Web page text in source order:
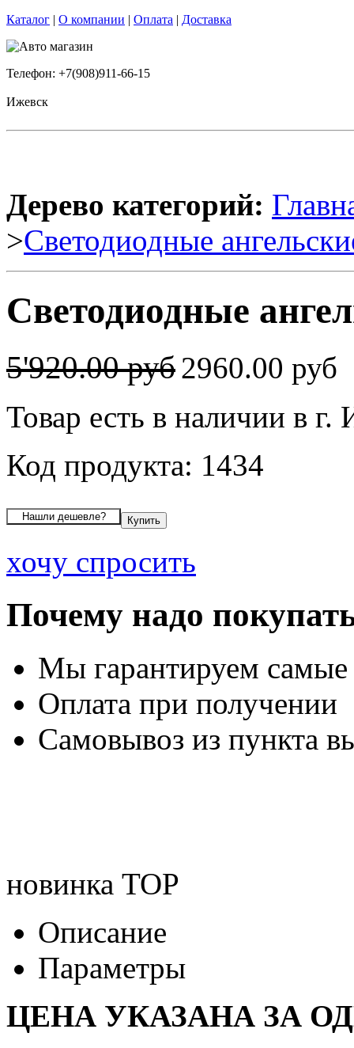
Каталог | О компании | Оплата | Доставка
Телефон: +7(908)911-66-15
Ижевск
Дерево категорий:
>Светодиодные
Светодиодные
5'920.00 руб2960.00 руб
Товар есть в наличии в г.
Код продукта: 1434
хочу спросить
Почему надо
Мы гарантируем
Оплата при получении
Самовывоз из пункта
новинка TOP
Описание
Параметры
ЦЕНА УКАЗАНА ЗА